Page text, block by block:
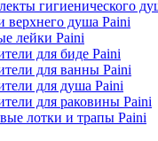
гигиенического
верхнего душа Paini
лейки Paini
для биде Paini
для ванны Paini
для душа Paini
для раковины Paini
лотки и трапы Paini